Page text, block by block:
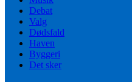
Debat
Valg
Dødsfald
Haven
Byggeri
Det sker